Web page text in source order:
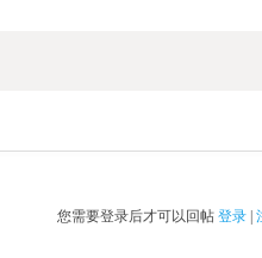
您需要登录后才可以回帖 登录